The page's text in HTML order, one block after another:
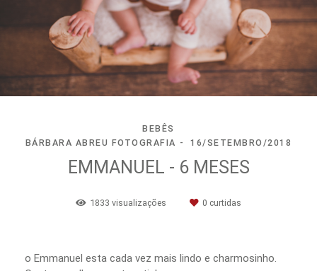
BEBÊS
BÁRBARA ABREU FOTOGRAFIA
16/SETEMBRO/2018
EMMANUEL - 6 MESES
1833 visualizações 0 curtidas
o Emmanuel esta cada vez mais lindo e charmosinho.